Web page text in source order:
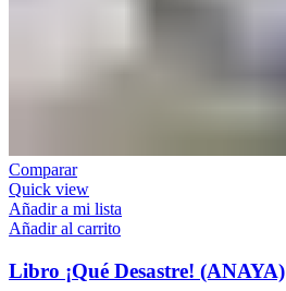
Comparar
Quick view
Añadir a mi lista
Añadir al carrito
Libro ¡Qué Desastre! (ANAYA)